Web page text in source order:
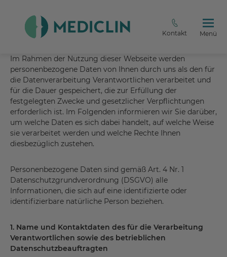
Kontakt Menü
Im Rahmen der Nutzung dieser Webseite werden
personenbezogene Daten von Ihnen durch uns als den für
die Datenverarbeitung Verantwortlichen verarbeitet und
für die Dauer gespeichert, die zur Erfüllung der
festgelegten Zwecke und gesetzlicher Verpflichtungen
erforderlich ist. Im Folgenden informieren wir Sie darüber,
um welche Daten es sich dabei handelt, auf welche Weise
sie verarbeitet werden und welche Rechte Ihnen
diesbezüglich zustehen.
Personenbezogene Daten sind gemäß Art. 4 Nr. 1
Datenschutzgrundverordnung (DSGVO) alle
Informationen, die sich auf eine identifizierte oder
identifizierbare natürliche Person beziehen.
1. Name und Kontaktdaten des für die Verarbeitung
Verantwortlichen sowie des betrieblichen
Datenschutzbeauftragten